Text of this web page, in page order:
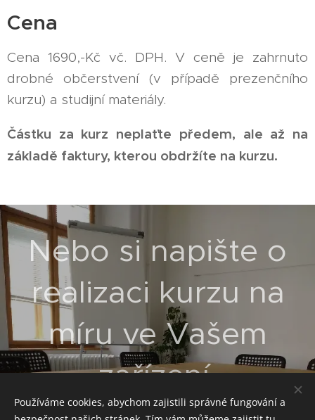
Cena
Cena 1690,-Kč vč. DPH. V ceně je zahrnuto
drobné občerstvení (v případě prezenčního
kurzu) a studijní materiály.
Částku za kurz neplaťte předem, ale až na
základě faktury, kterou obdržíte na kurzu.
Nebo si napište o
realizaci kurzu na
míru ve Vašem
zařízení.
Používáme cookies, abychom zajistili správné fungování a